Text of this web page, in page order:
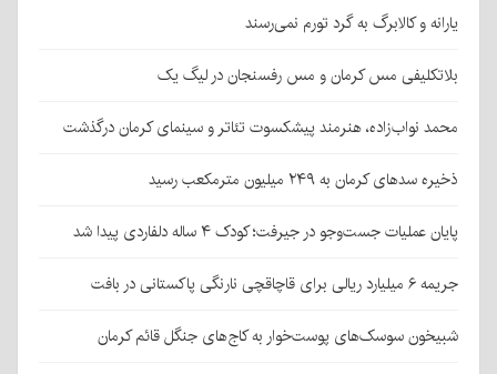
یارانه و کالابرگ به گرد تورم نمی‌رسند
بلاتکلیفی مس کرمان و مس رفسنجان در لیگ یک
محمد نواب‌زاده، هنرمند پیشکسوت تئاتر و سینمای کرمان درگذشت
ذخیره سدهای کرمان به ۲۴۹ میلیون مترمکعب رسید
پایان عملیات جست‌وجو در جیرفت؛ کودک ۴ ساله دلفاردی پیدا شد
جریمه ۶ میلیارد ریالی برای قاچاقچی نارنگی پاکستانی در بافت
شبیخون سوسک‌های پوست‌خوار به کاج‌های جنگل قائم کرمان